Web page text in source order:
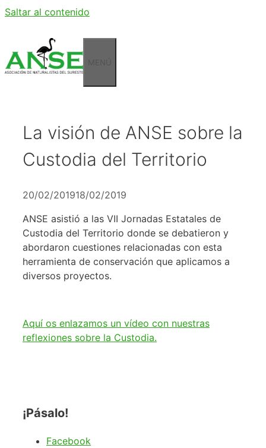
Saltar al contenido
La visión de ANSE sobre la
Custodia del Territorio
20/02/201918/02/2019
ANSE asistió a las VII Jornadas Estatales de
Custodia del Territorio donde se debatieron y
abordaron cuestiones relacionadas con esta
herramienta de conservación que aplicamos a
diversos proyectos.
Aquí os enlazamos un vídeo con nuestras
reflexiones sobre la Custodia.
¡Pásalo!
Facebook